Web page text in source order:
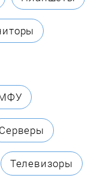
Серверы
Телевизоры